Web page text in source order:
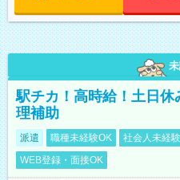
駅チカ！高時給！土日休
理補助
派遣 職種未経験OK 社会人未経
WEB登録・面接OK